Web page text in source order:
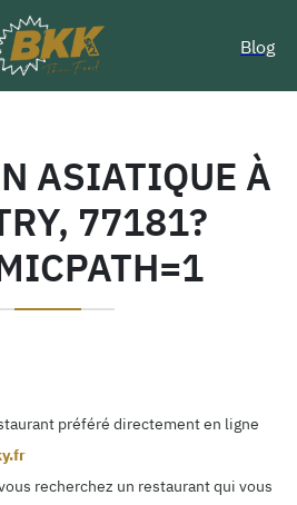
Blog
ASIATIQUE À
77181?
préféré directement en ligne
recherchez un restaurant qui vous